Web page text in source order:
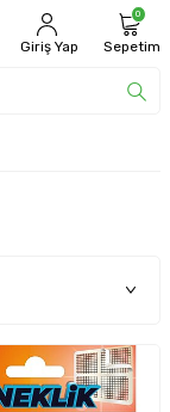
Giriş Yap
0
Sepetim